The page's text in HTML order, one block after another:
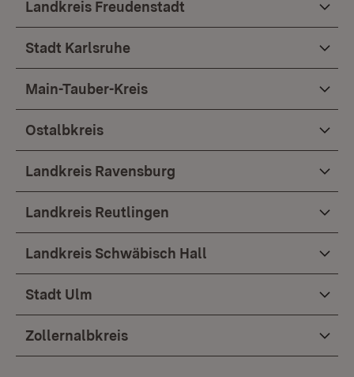
Landkreis Freudenstadt
Stadt Karlsruhe
Main-Tauber-Kreis
Ostalbkreis
Landkreis Ravensburg
Landkreis Reutlingen
Landkreis Schwäbisch Hall
Stadt Ulm
Zollernalbkreis